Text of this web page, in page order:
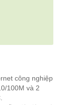
công nghiệp
100M và 2